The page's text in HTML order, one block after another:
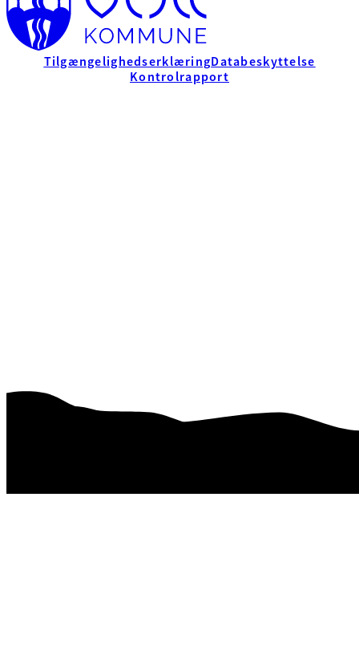
TilgængelighedserklæringDatabeskyttelse
Kontrolrapport